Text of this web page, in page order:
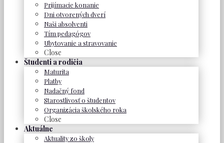
Prijímacie konanie
Dni otvorených dverí
Naši absolventi
Tím pedagógov
Ubytovanie a stravovanie
Close
Študenti a rodičia
Maturita
Platby
Nadačný fond
Starostlivosť o študentov
Organizácia školského roka
Close
Aktuálne
Aktuality zo školy